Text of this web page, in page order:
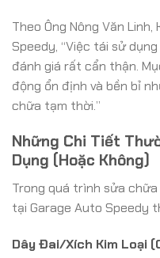
Theo Ông Nông Văn
Speedy, “Việc tái sử
đánh giá rất cẩn thận.
động ổn định và bền bỉ
chữa tạm thời.”
Những Chi Tiết
Dụng (Hoặc Không)
Trong quá trình sửa
tại Garage Auto Speedy
Dây Đai/Xích Kim Loại